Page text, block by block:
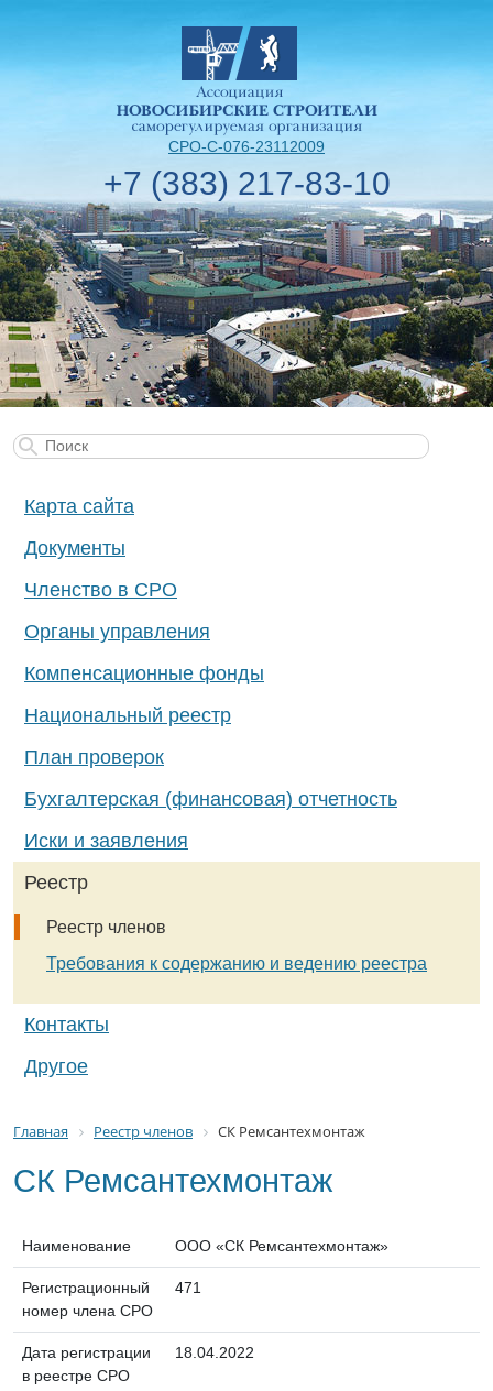
СРО-С-076-23112009
+7 (383) 217-83-10
Карта сайта
Документы
Членство в СРО
Органы управления
Компенсационные фонды
Национальный реестр
План проверок
Бухгалтерская (финансовая) отчетность
Иски и заявления
Реестр
Реестр членов
Требования к содержанию и ведению реестра
Контакты
Другое
Главная Реестр членов СК Ремсантехмонтаж
СК Ремсантехмонтаж
Наименование ООО «СК Ремсантехмонтаж»
Регистрационный
номер члена СРО
471
Дата регистрации
в реестре СРО
18.04.2022